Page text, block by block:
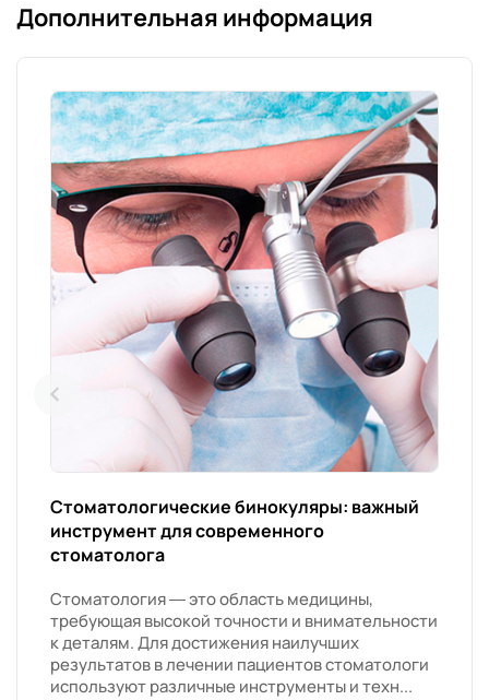
Дополнительная информация
Стоматологические бинокуляры: важный
инструмент для современного
стоматолога
Стоматология — это область медицины,
требующая высокой точности и внимательности
к деталям. Для достижения наилучших
результатов в лечении пациентов стоматологи
используют различные инструменты и техн...